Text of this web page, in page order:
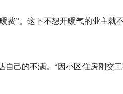
费”。这下不想开暖气的业主就
己的不满。“因小区住房刚交